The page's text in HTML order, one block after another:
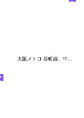
大阪メトロ 谷町線、中央線